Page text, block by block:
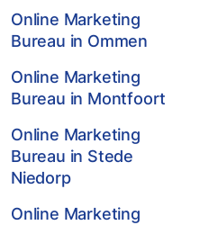
Online Marketing
Bureau in Ommen
Online Marketing
Bureau in Montfoort
Online Marketing
Bureau in Stede
Niedorp
Online Marketing